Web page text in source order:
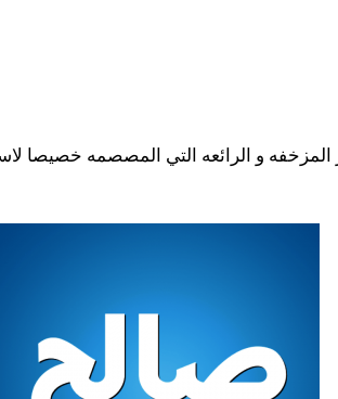
و الرائعه التي المصصمه خصيصا